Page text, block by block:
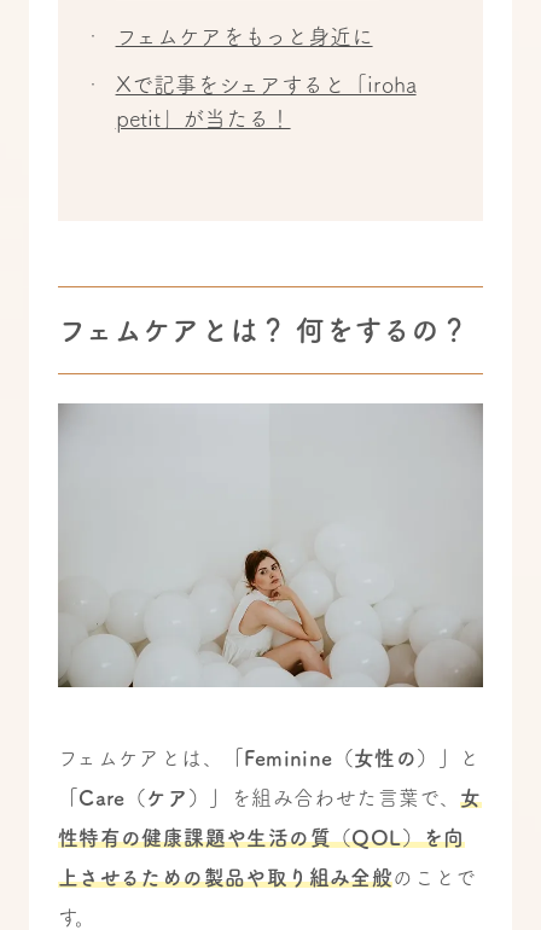
フェムケアをもっと身近に
Xで記事をシェアすると「iroha
petit」が当たる！
フェムケアとは？ 何をするの？
フェムケアとは、 「Feminine（女性の）」
と
「Care（ケア）」
を組み合わせた言葉で、女
性特有の健康課題や生活の質（QOL）を向
上させるための製品や取り組み全般のことで
す。